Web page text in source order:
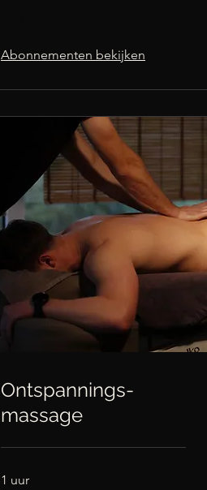
Abonnementen bekijken
Ontspannings-
massage
1 uur